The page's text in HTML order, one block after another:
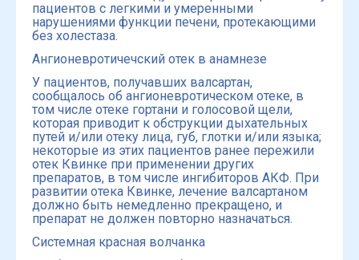
пациентов с легкими и умеренными
нарушениями функции печени, протекающими
без холестаза.
Ангионевротичечский отек в анамнезе
У пациентов, получавших валсартан,
сообщалось об ангионевротическом отеке, в
том числе отеке гортани и голосовой щели,
которая приводит к обструкции дыхательных
путей и/или отеку лица, губ, глотки и/или языка;
некоторые из этих пациентов ранее пережили
отек Квинке при применении других
препаратов, в том числе ингибиторов АКФ. При
развитии отека Квинке, лечение валсартаном
должно быть немедленно прекращено, и
препарат не должен повторно назначаться.
Системная красная волчанка